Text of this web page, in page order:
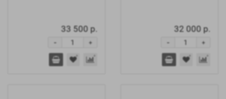
33 500 р.
+
-
32 000 р.
+
-